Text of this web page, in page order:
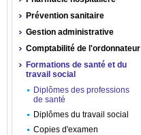
Prévention sanitaire
Gestion administrative
Comptabilité de l'ordonnateur
Formations de santé et du
travail social
Diplômes des professions
de santé
Diplômes du travail social
Copies d'examen